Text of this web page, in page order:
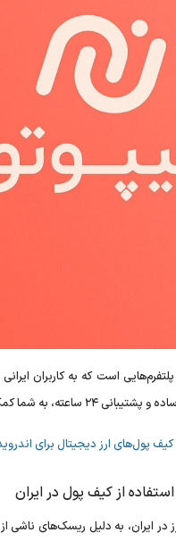
است که به کاربران
دارایی‌ها به کیف پول را بدون پیچیدگی انجام دهید.
کیف پول‌های ارز دیجیتال برای
از کیف پول در ایران
در ایران، به دلیل ریسک‌های ناشی